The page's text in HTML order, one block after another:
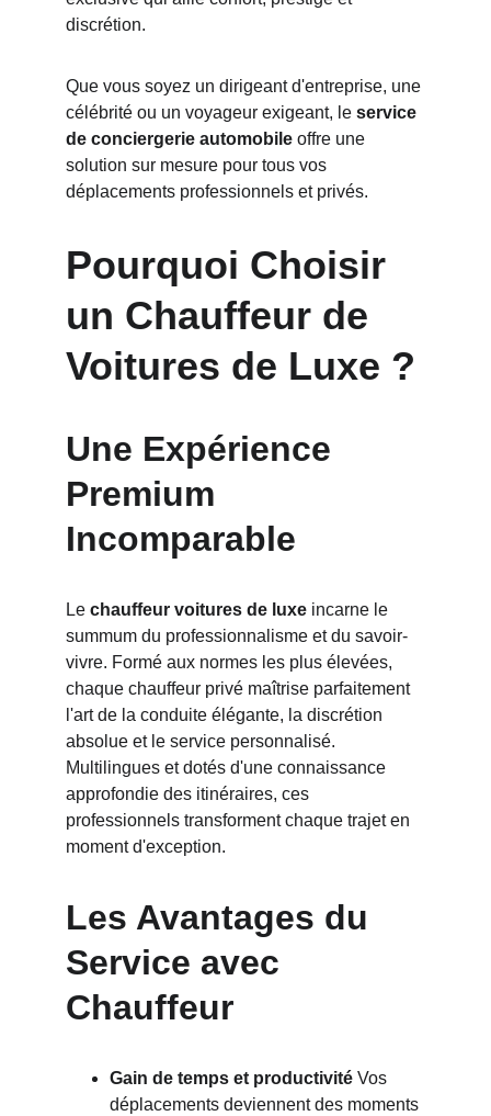
discrétion.
Que vous soyez un dirigeant d'entreprise, une
célébrité ou un voyageur exigeant, le service
de conciergerie automobile offre une
solution sur mesure pour tous vos
déplacements professionnels et privés.
Pourquoi Choisir
un Chauffeur de
Voitures de Luxe ?
Une Expérience
Premium
Incomparable
Le chauffeur voitures de luxe incarne le
summum du professionnalisme et du savoir-
vivre. Formé aux normes les plus élevées,
chaque chauffeur privé maîtrise parfaitement
l'art de la conduite élégante, la discrétion
absolue et le service personnalisé.
Multilingues et dotés d'une connaissance
approfondie des itinéraires, ces
professionnels transforment chaque trajet en
moment d'exception.
Les Avantages du
Service avec
Chauffeur
Gain de temps et productivité Vos
déplacements deviennent des moments